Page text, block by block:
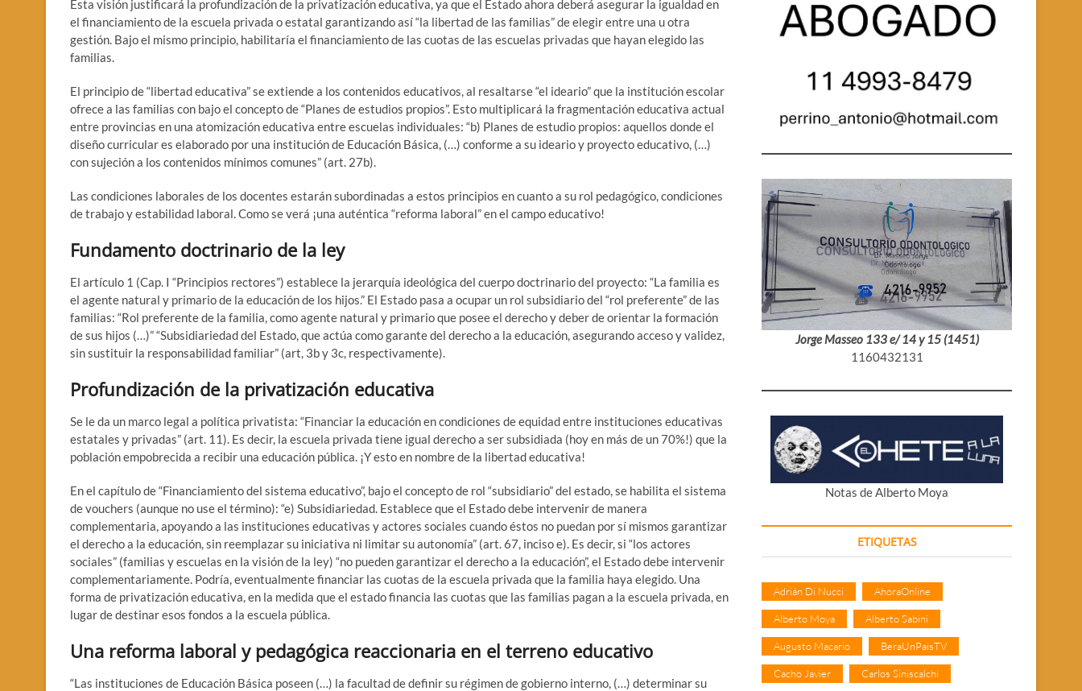
Esta visión justificará la profundización de la privatización educativa, ya que el Estado ahora deberá asegurar la igualdad en
el financiamiento de la escuela privada o estatal garantizando así “la libertad de las familias” de elegir entre una u otra
gestión. Bajo el mismo principio, habilitaría el financiamiento de las cuotas de las escuelas privadas que hayan elegido las
familias.
El principio de “libertad educativa” se extiende a los contenidos educativos, al resaltarse “el ideario” que la institución escolar
ofrece a las familias con bajo el concepto de “Planes de estudios propios”. Esto multiplicará la fragmentación educativa actual
entre provincias en una atomización educativa entre escuelas individuales: “b) Planes de estudio propios: aquellos donde el
diseño curricular es elaborado por una institución de Educación Básica, (…) conforme a su ideario y proyecto educativo, (…)
con sujeción a los contenidos mínimos comunes” (art. 27b).
Las condiciones laborales de los docentes estarán subordinadas a estos principios en cuanto a su rol pedagógico, condiciones
de trabajo y estabilidad laboral. Como se verá ¡una auténtica “reforma laboral” en el campo educativo!
Fundamento doctrinario de la ley
El artículo 1 (Cap. I “Principios rectores”) establece la jerarquía ideológica del cuerpo doctrinario del proyecto: “La familia es
el agente natural y primario de la educación de los hijos.” El Estado pasa a ocupar un rol subsidiario del “rol preferente” de las
familias: “Rol preferente de la familia, como agente natural y primario que posee el derecho y deber de orientar la formación
de sus hijos (…)” “Subsidiariedad del Estado, que actúa como garante del derecho a la educación, asegurando acceso y validez,
sin sustituir la responsabilidad familiar” (art, 3b y 3c, respectivamente).
Profundización de la privatización educativa
Se le da un marco legal a política privatista: “Financiar la educación en condiciones de equidad entre instituciones educativas
estatales y privadas” (art. 11). Es decir, la escuela privada tiene igual derecho a ser subsidiada (hoy en más de un 70%!) que la
población empobrecida a recibir una educación pública. ¡Y esto en nombre de la libertad educativa!
En el capítulo de “Financiamiento del sistema educativo”, bajo el concepto de rol “subsidiario” del estado, se habilita el sistema
de vouchers (aunque no use el término): “e) Subsidiariedad. Establece que el Estado debe intervenir de manera
complementaria, apoyando a las instituciones educativas y actores sociales cuando éstos no puedan por sí mismos garantizar
el derecho a la educación, sin reemplazar su iniciativa ni limitar su autonomía” (art. 67, inciso e). Es decir, si “los actores
sociales” (familias y escuelas en la visión de la ley) “no pueden garantizar el derecho a la educación”, el Estado debe intervenir
complementariamente. Podría, eventualmente financiar las cuotas de la escuela privada que la familia haya elegido. Una
forma de privatización educativa, en la medida que el estado financia las cuotas que las familias pagan a la escuela privada, en
lugar de destinar esos fondos a la escuela pública.
Una reforma laboral y pedagógica reaccionaria en el terreno educativo
“Las instituciones de Educación Básica poseen (…) la facultad de definir su régimen de gobierno interno, (…) determinar su
Jorge Masseo 133 e/ 14 y 15 (1451)
1160432131
Notas de Alberto Moya
ETIQUETAS
Adrián Di Nucci AhoraOnline
Alberto Moya Alberto Sabini
Augusto Macario BeraUnPaisTV
Cacho Javier Carlos Siniscalchi